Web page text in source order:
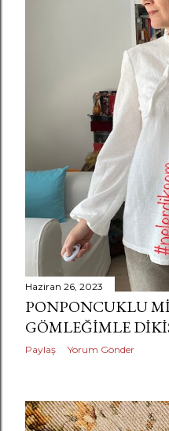
Haziran 26, 2023
PONPONCUKLU
GÖMLEĞIMLE
Paylaş Yorum Gönder